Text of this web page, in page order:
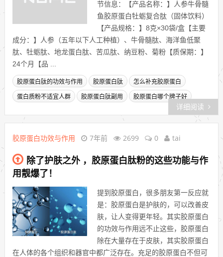
节信息：【产品名称：】人参牛骨髓
鱼胶原蛋白牡蛎复合肽（固体饮料）
【产品规格：】8克×30袋/盒【主要
成分：】人参（五年以下人工种植）、牛骨髓肽、海洋鱼低聚
肽、牡蛎肽、地龙蛋白肽、苦瓜肽、纳豆粉、菊粉【质保期：】
24个月【品 ...
胶原蛋白肽的功效与作用 胶原蛋白肽 怎么补充胶原蛋白
蛋白质粉不适宜人群 胶原蛋白肽副用 胶原蛋白哪个牌子好
详细阅读
胶原蛋白功效与作用 7年前 2699 0 tai
除了护肤之外 ，胶原蛋白肽粉的这些功能与作
用靓爆了！
提到胶原蛋白，很多朋友第一反应就
是：胶原蛋白是护肤的，可以改善皮
肤，让人变得更年轻。其实胶原蛋白
的功效与作用远不止这些，胶原蛋白
除在大量存在于皮肤，其实胶原蛋白
在人体的各个组织和器官中都广泛存在。充足的胶原蛋白不但可